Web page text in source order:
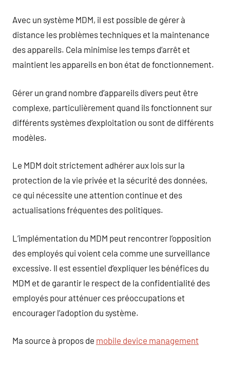
Avec un système MDM, il est possible de gérer à
distance les problèmes techniques et la maintenance
des appareils. Cela minimise les temps d’arrêt et
maintient les appareils en bon état de fonctionnement.
Gérer un grand nombre d’appareils divers peut être
complexe, particulièrement quand ils fonctionnent sur
différents systèmes d’exploitation ou sont de différents
modèles.
Le MDM doit strictement adhérer aux lois sur la
protection de la vie privée et la sécurité des données,
ce qui nécessite une attention continue et des
actualisations fréquentes des politiques.
L’implémentation du MDM peut rencontrer l’opposition
des employés qui voient cela comme une surveillance
excessive. Il est essentiel d’expliquer les bénéfices du
MDM et de garantir le respect de la confidentialité des
employés pour atténuer ces préoccupations et
encourager l’adoption du système.
Ma source à propos de mobile device management